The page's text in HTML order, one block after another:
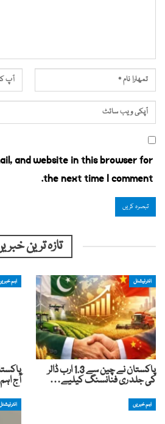
and website in this browser for
the next time I comment.
تازہ ترین
انٹرنیشنل
پاکستان نے چین سے 1.3 ارب ڈالر
کی جلد ری فنانسنگ کیلیے…
اہم
آج
اہم خبریں